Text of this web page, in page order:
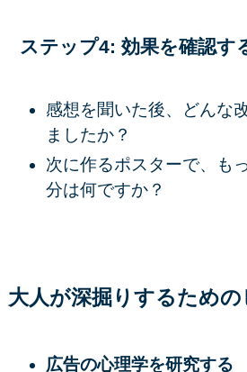
ステップ4: 効果を確認す
感想を聞いた後、どんな
ましたか？
次に作るポスターで、も
分は何ですか？
大人が深掘りするための
広告の心理学を研究する